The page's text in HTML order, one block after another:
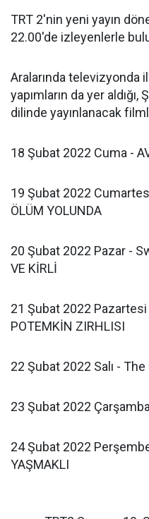
TRT 2'nin yeni yayın
22.00'de izleyenlerle
Aralarında televizyonda
yapımların da yer
dilinde yayınlanacak
18 Şubat ​​2022 Cuma -
19 Şubat ​​2022
ÖLÜM YOLUNDA
20 Şubat ​​2022 Pazar -
VE KİRLİ
21 Şubat ​2022
POTEMKİN ZIRHLISI
22 Şubat ​2022 ​Salı -
23 Şubat ​​2022
24 Şubat ​​2022
YAŞMAKLI